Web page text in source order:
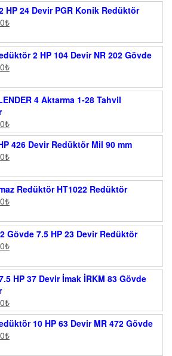
HP 24 Devir PGR Konik Redüktör
₺
2 HP 104 Devir NR 202 Gövde
₺
4 Aktarma 1-28 Tahvil
₺
426 Devir Redüktör Mil 90 mm
₺
Redüktör HT1022 Redüktör
₺
Gövde 7.5 HP 23 Devir Redüktör
₺
HP 37 Devir İmak İRKM 83 Gövde
₺
10 HP 63 Devir MR 472 Gövde
₺